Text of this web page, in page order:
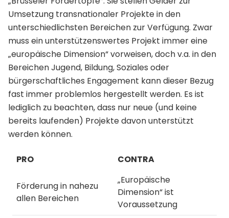
Umsetzung transnationaler Projekte in den
unterschiedlichsten Bereichen zur Verfügung. Zwar
muss ein unterstützenswertes Projekt immer eine
„europäische Dimension“ vorweisen, doch v.a. in den
Bereichen Jugend, Bildung, Soziales oder
bürgerschaftliches Engagement kann dieser Bezug
fast immer problemlos hergestellt werden. Es ist
lediglich zu beachten, dass nur neue (und keine
bereits laufenden) Projekte davon unterstützt
werden können.
PRO CONTRA
Förderung in nahezu
allen Bereichen
„Europäische
Dimension“ ist
Voraussetzung